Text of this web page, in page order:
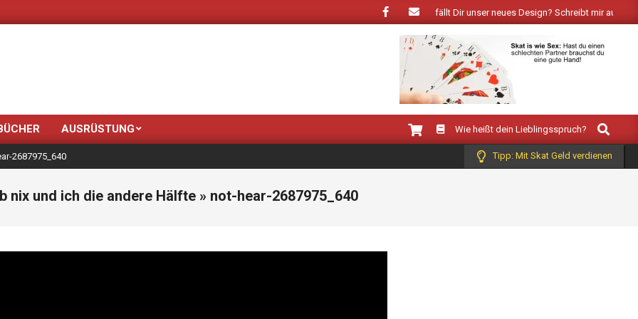
Neue Farben bringt der Frühling: Wie gefällt Dir unser neues Design? Schreibt mir auf
AUSRÜSTUNG Wie heißt dein Lieblingsspruch?
Search
2687975_640 Tipp: Mit Skat Geld verdienen
nix und ich die andere Hälfte » not-hear-2687975_640